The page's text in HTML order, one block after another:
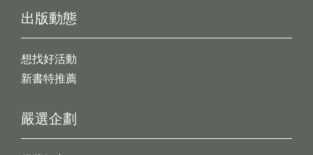
出版動態
想找好活動
新書特推薦
嚴選企劃